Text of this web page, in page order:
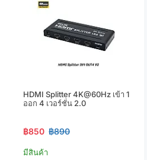
HDMI Splitter 4K@60Hz เข้า 1
ออก 4 เวอร์ชั่น 2.0
฿850 ฿890
มีสินค้า